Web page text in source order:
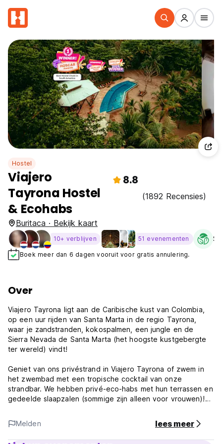
Hostel
Viajero
Tayrona Hostel
& Ecohabs
8.8
(1892 Recensies)
Buritaca · Bekijk kaart
10+ verblijven 51 evenementen
Boek meer dan 6 dagen vooruit voor gratis annulering.
Over
Viajero Tayrona ligt aan de Caribische kust van Colombia,
op een uur rijden van Santa Marta in de regio Tayrona,
waar je zandstranden, kokospalmen, een jungle en de
Sierra Nevada de Santa Marta (het hoogste kustgebergte
ter wereld) vindt!
Geniet van ons privéstrand in Viajero Tayrona of zwem in
het zwembad met een tropische cocktail van onze
strandbar. We hebben privé-eco-habs met hun terrassen en
gedeelde slaapzalen (sommige zijn alleen voor vrouwen)!
volleybaltoernooien tot yoga en meditatie, danslessen,
filmavonden op het strand, vreugdevuren, karaoke-
avonden of onze beroemde gigantische Jenga (als deze
Melden lees meer